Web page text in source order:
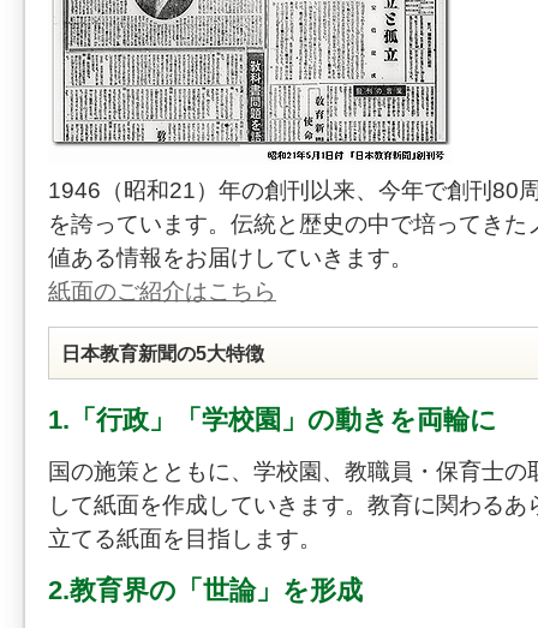
1946（昭和21）年の創刊以来、今年で創刊80
を誇っています。伝統と歴史の中で培ってきた
値ある情報をお届けしていきます。
紙面のご紹介はこちら
日本教育新聞の5大特徴
1.「行政」「学校園」の動きを両輪に
国の施策とともに、学校園、教職員・保育士の
して紙面を作成していきます。教育に関わる
立てる紙面を目指します。
2.教育界の「世論」を形成